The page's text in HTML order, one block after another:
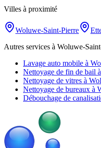
Villes à proximité
Woluwe-Saint-Pierre
Autres services à Woluwe-
Lavage auto mobile à
Nettoyage de fin de bail
Nettoyage de vitres à
Nettoyage de bureaux à
Débouchage de